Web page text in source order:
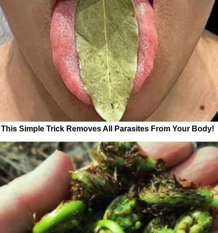
This Simple Trick Removes All Parasites From Your Body!